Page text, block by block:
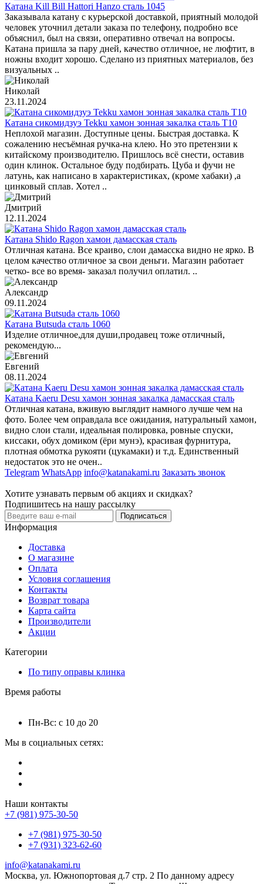
Катана Kill Bill Hattori Hanzo сталь 1045
Заказывала катану с курьерской доставкой, приятный молодой
человек уточнил детали заказа по телефону, подробно все
объяснил, был на связи, оперативно отвечал на вопросы.
Катана пришла за пару дней, качество отличное, не люфтит, в
ножны входит хорошо. Сделано из приятных материалов, без
визуальных ..
Николай
23.11.2024
Катана сикомидзуэ Tekku хамон зонная закалка сталь T10
Неплохой магазин. Доступные цены. Быстрая доставка. К
сожалению несъёмная ручка-на клею. Но это претензии к
китайскому производителю. Пришлось всё снести, оставив
один клинок. Остальное буду подбирать. Цуба и фучи не
латунь, как написано в характеристиках, (кроме хабаки) ,а
цинковый сплав. Хотел ..
Дмитрий
12.11.2024
Катана Shido Ragon хамон дамасская сталь
Отличная катана. Все краиво, слои дамасска видно не ярко. В
целом качество отличное за свои деньги. Магазин работает
четко- все во время- заказал получил оплатил. ..
Александр
09.11.2024
Катана Butsuda сталь 1060
Изделие отличное,для души,продавец тоже отличный,
рекомендую...
Евгений
08.11.2024
Катана Kaeru Desu хамон зонная закалка дамасская сталь
Отличная катана, вживую выглядит намного лучше чем на
фото. Более чем оправдала все ожидания, натуральный хамон,
видно слои стали, идеальная полировка, ровные спуски,
киссаки, обух домиком (ёри мунэ), красивая фурнитура,
плотная обмотка рукояти (цукамаки) и т.д. Единственный
недостаток это не очен..
Telegram WhatsApp info@katanakami.ru Заказать звонок
Хотите узнавать первым об акциях и скидках?
Подпишитесь на нашу рассылку
Подписаться
Информация
Доставка
О магазине
Оплата
Условия соглашения
Контакты
Возврат товара
Карта сайта
Производители
Акции
Категории
По типу оправы клинка
Время работы
Пн-Вс: с 10 до 20
Мы в социальных сетях:
Наши контакты
+7 (981) 975-30-50
+7 (981) 975-30-50
+7 (931) 323-62-60
info@katanakami.ru
Москва, ул. Южнопортовая д.7 стр. 2 По данному адресу